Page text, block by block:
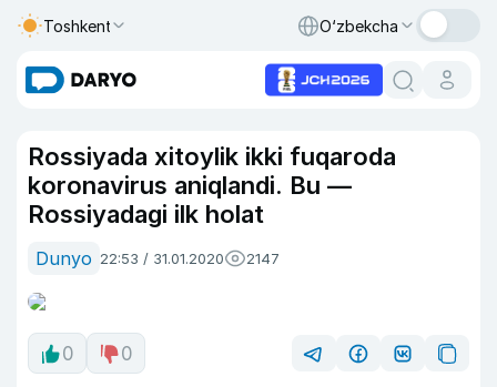
Toshkent O‘zbekcha
Rossiyada xitoylik ikki fuqaroda
koronavirus aniqlandi. Bu —
Rossiyadagi ilk holat
Dunyo 22:53 / 31.01.2020 2147
0 0